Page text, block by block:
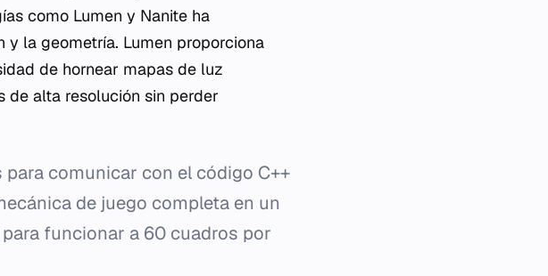
como Lumen y Nanite ha
la geometría. Lumen proporciona
de hornear mapas de luz
de alta resolución sin perder
comunicar con el código C++
de juego completa en un
funcionar a 60 cuadros por